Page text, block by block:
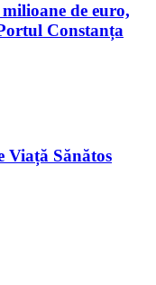
de euro,
Constanța
Viață Sănătos